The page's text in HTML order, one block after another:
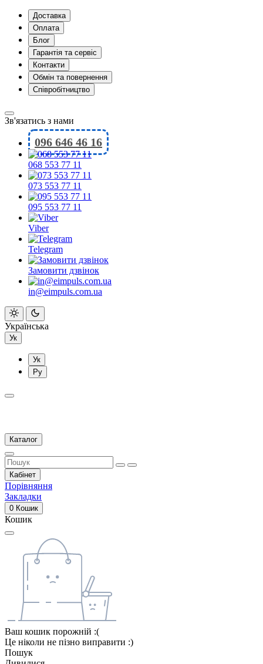
Доставка
Оплата
Блог
Гарантія та сервіс
Контакти
Обмін та повернення
Співробітництво
Зв'язатись з нами
096 646 46 16
068 553 77 11
073 553 77 11
095 553 77 11
Viber
Telegram
Замовити дзвінок
in@eimpuls.com.ua
Українська
Ук
Ук
Ру
Каталог
Кабінет
Порівняння
Закладки
0 Кошик
Кошик
Ваш кошик порожній :(
Це ніколи не пізно виправити :)
Пошук